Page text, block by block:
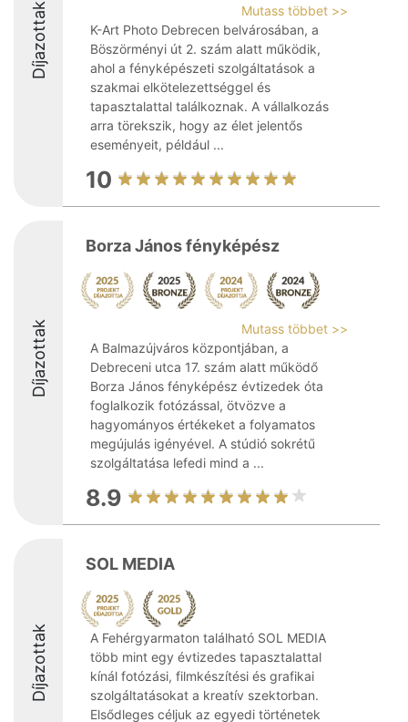
Díjazottak
Mutass többet >>
K-Art Photo Debrecen belvárosában, a
Böszörményi út 2. szám alatt működik,
ahol a fényképészeti szolgáltatások a
szakmai elkötelezettséggel és
tapasztalattal találkoznak. A vállalkozás
arra törekszik, hogy az élet jelentős
eseményeit, például ...
10
Díjazottak
Borza János fényképész
Mutass többet >>
A Balmazújváros központjában, a
Debreceni utca 17. szám alatt működő
Borza János fényképész évtizedek óta
foglalkozik fotózással, ötvözve a
hagyományos értékeket a folyamatos
megújulás igényével. A stúdió sokrétű
szolgáltatása lefedi mind a ...
8.9
Díjazottak
SOL MEDIA
A Fehérgyarmaton található SOL MEDIA
több mint egy évtizedes tapasztalattal
kínál fotózási, filmkészítési és grafikai
szolgáltatásokat a kreatív szektorban.
Elsődleges céljuk az egyedi történetek